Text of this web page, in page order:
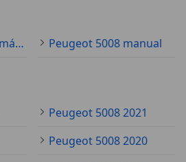
Peugeot 5008 automático
Peugeot 5008 manual
Peugeot 5008 2021
Peugeot 5008 2020